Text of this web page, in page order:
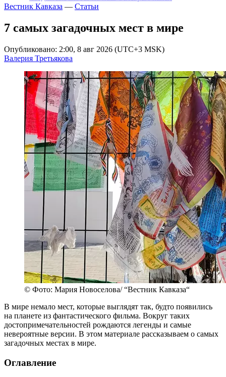
Вестник Кавказа — Статьи
7 самых загадочных мест в мире
Опубликовано: 2:00, 8 авг 2026 (UTC+3 MSK)
Валерия Третьякова
© Фото: Мария Новоселова/ “Вестник Кавказа“
В мире немало мест, которые выглядят так, будто появились
на планете из фантастического фильма. Вокруг таких
достопримечательностей рождаются легенды и самые
невероятные версии. В этом материале рассказываем о самых
загадочных местах в мире.
Оглавление